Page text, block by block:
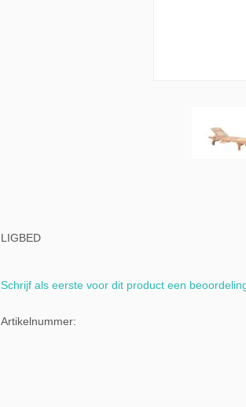
LIGBED
Schrijf als eerste voor dit product een
Artikelnummer: